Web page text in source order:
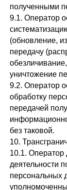
полученными
9.1. Оператор
(обновление,
передачу
уничтожение
9.2. Оператор
обработку
передачей
без таковой.
10.
10.1. Оператор
деятельности
персональных